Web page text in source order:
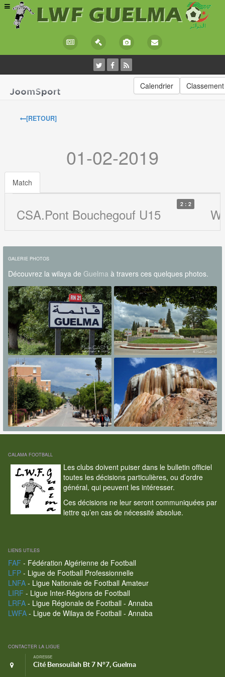
Calendrier Classement
[RETOUR]
01-02-2019
Match
CSA.Pont Bouchegouf U15
2 : 2
GALERIE PHOTOS
Découvrez la wilaya de Guelma à travers ces quelques photos.
CALAMA FOOTBALL
Les clubs doivent puiser dans le bulletin officiel
toutes les décisions particulières, ou d’ordre
général, qui peuvent les intéresser.
Ces décisions ne leur seront communiquées par
lettre qu’en cas de nécessité absolue.
LIENS UTILES
FAF - Fédération Algérienne de Football
LFP- Ligue de Football Professionnelle
LNFA- Ligue Nationale de Football Amateur
LIRF - Ligue Inter-Régions de Football
LRFA- Ligue Régionale de Football - Annaba
LWFA- Ligue de Wilaya de Football - Annaba
CONTACTER LA LIGUE
ADRESSE
Cité Bensouilah Bt 7 N°7, Guelma